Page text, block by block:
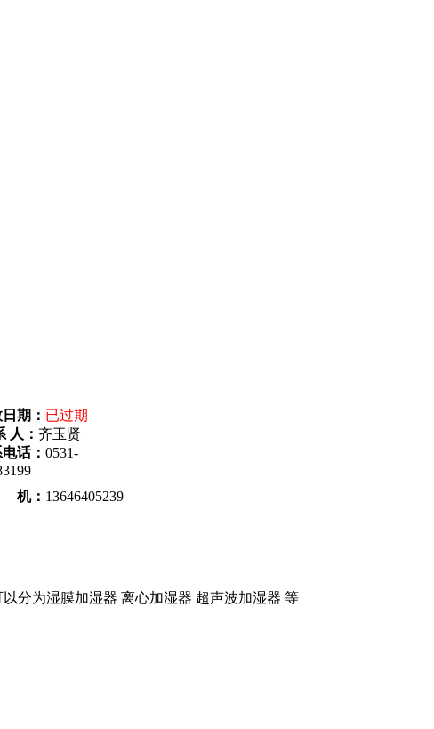
期： 已过期
人： 齐玉贤
话： 0531-
： 13646405239
分为湿膜加湿器 离心加湿器 超声波加湿器 等